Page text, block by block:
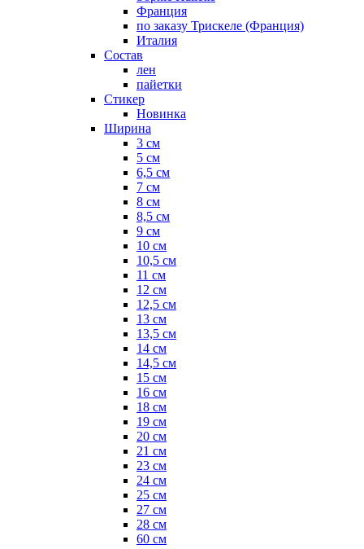
Франция
по заказу Трискеле (Франция)
Италия
Состав
лен
пайетки
Стикер
Новинка
Ширина
3 см
5 см
6,5 см
7 см
8 см
8,5 см
9 см
10 см
10,5 см
11 см
12 см
12,5 см
13 см
13,5 см
14 см
14,5 см
15 см
16 см
18 см
19 см
20 см
21 см
23 см
24 см
25 см
27 см
28 см
60 см